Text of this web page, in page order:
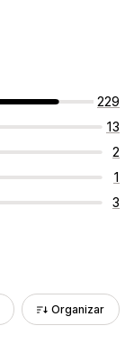
229
13
2
1
3
Organizar